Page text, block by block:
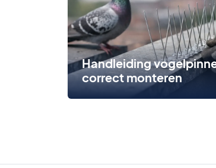
Handleiding
correct monteren